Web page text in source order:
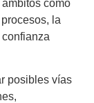
como
la
posibles vías